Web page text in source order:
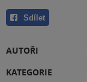
Sdílet
AUTOŘI
KATEGORIE